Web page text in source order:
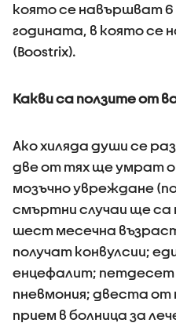
която се навършват 6
годината, в която се
(Boostrix).
Какви са ползите от
Ако хиляда души се
две от тях ще умрат
мозъчно увреждане
смъртни случаи ще са
шест месечна
получат конвулсии;
енцефалит;
пневмония; двеста
прием в болница за